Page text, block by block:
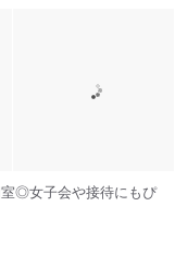
◎女子会や接待にもぴ